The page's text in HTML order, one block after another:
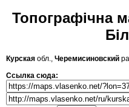
Топографічна
Курская обл., Черемисиновский
Ссылка сюда: